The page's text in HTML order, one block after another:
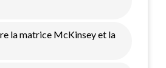
la matrice McKinsey et la